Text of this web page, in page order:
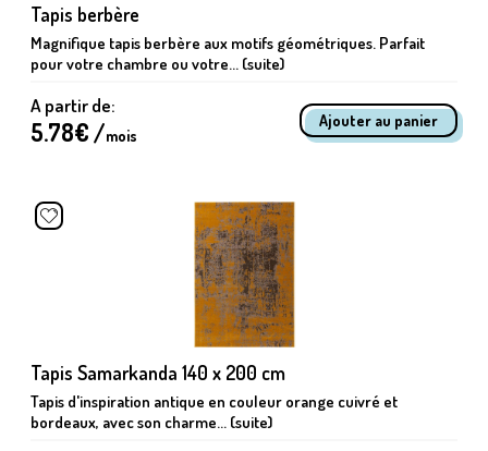
Tapis berbère
Magnifique tapis berbère aux motifs géométriques. Parfait
pour votre chambre ou votre... (suite)
A partir de:
5.78€ /mois
Tapis Samarkanda 140 x 200 cm
Tapis d'inspiration antique en couleur orange cuivré et
bordeaux, avec son charme... (suite)